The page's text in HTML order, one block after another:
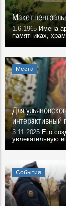
Макет
1.6.1965 Имена
памятниках,
Места
Для
интерактивный
3.11.2025 Его
увлекательную
События